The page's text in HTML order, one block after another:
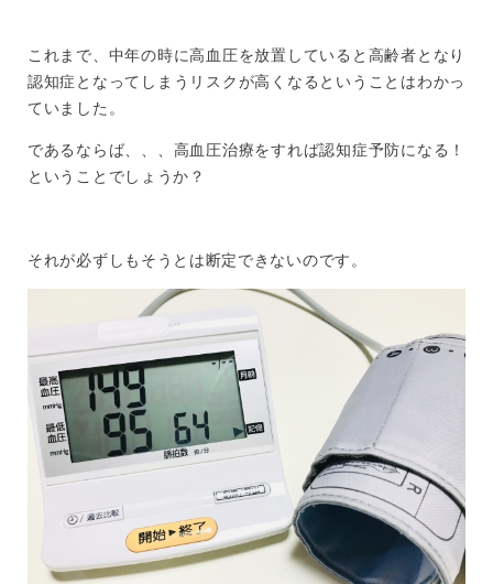
これまで、中年の時に高血圧を放置していると高齢者となり
認知症となってしまうリスクが高くなるということはわかっ
ていました。
であるならば、、、高血圧治療をすれば認知症予防になる！
ということでしょうか？
それが必ずしもそうとは断定できないのです。